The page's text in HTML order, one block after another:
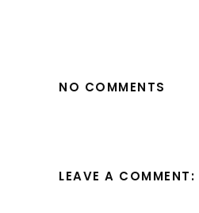
NO COMMENTS
LEAVE A COMMENT: